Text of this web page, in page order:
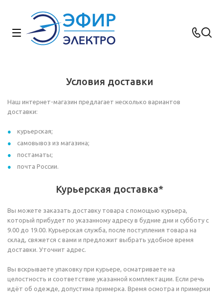
Условия доставки
Наш интернет-магазин предлагает несколько вариантов
доставки:
курьерская;
самовывоз из магазина;
постаматы;
почта России.
Курьерская доставка*
Вы можете заказать доставку товара с помощью курьера,
который прибудет по указанному адресу в будние дни и субботу с
9.00 до 19.00. Курьерская служба, после поступления товара на
склад, свяжется с вами и предложит выбрать удобное время
доставки. Уточнит адрес.
Вы вскрываете упаковку при курьере, осматриваете на
целостность и соответствие указанной комплектации. Если речь
идёт об одежде, допустима примерка. Время осмотра и примерки